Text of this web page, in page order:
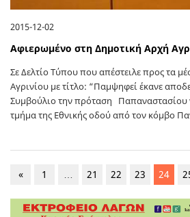
2015-12-02
Αφιερωμένο στη Δημοτική Αρχή
Σε Δελτίο Τύπου που απέστειλε προς τα
Αγρινίου με τίτλο: “Παμψηφεί έκανε
Συμβούλιο την πρόταση Παπαναστασίου
τμήμα της Εθνικής οδού από τον κόμβο
« 1 … 21 22 23 24